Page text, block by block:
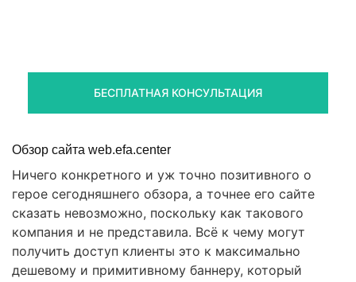
БЕСПЛАТНАЯ КОНСУЛЬТАЦИЯ
Обзор сайта web.efa.center
Ничего конкретного и уж точно позитивного о
герое сегодняшнего обзора, а точнее его сайте
сказать невозможно, поскольку как такового
компания и не представила. Всё к чему могут
получить доступ клиенты это к максимально
дешевому и примитивному баннеру, который